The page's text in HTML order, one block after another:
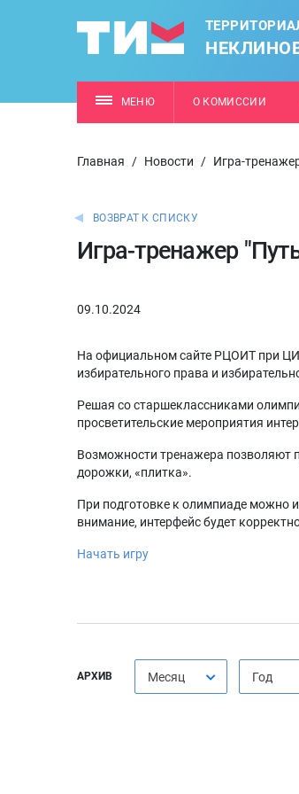
МЕНЮ О КОМИССИИ
Главная / Новости / Игра-
ВОЗВРАТ К СПИСКУ
Игра-тренажер
09.10.2024
На официальном сайте РЦОИТ при
избирательного права и
Решая со старшеклассниками
просветительские мероприятия
Возможности тренажера позволяют
дорожки, «плитка».
При подготовке к олимпиаде можно
внимание, интерфейс будет
Начать игру
АРХИВ Месяц Год